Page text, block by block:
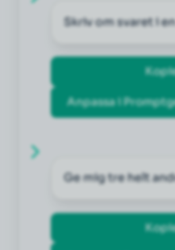
Skriv om svaret i
Anpassa i
Ge mig tre helt